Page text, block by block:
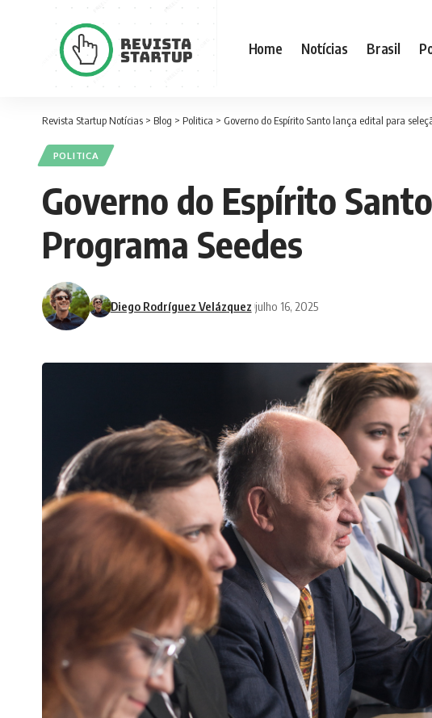
Home Notícias Brasil
Revista Startup Notícias > Blog > Politica > Governo do Espírito Santo lança edital para
POLITICA
Governo do Espírito
Programa Seedes
Diego Rodríguez Velázquez julho 16, 2025